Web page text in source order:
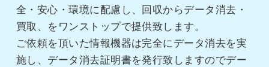
全・安心・環境に配慮し、回収からデータ消去・
買取、をワンストップで提供致します。
ご依頼を頂いた情報機器は完全にデータ消去を実
施し、データ消去証明書を発行致しますのでデー